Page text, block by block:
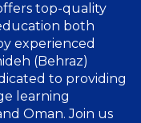
top-quality
both
experienced
(Behraz)
to providing
learning
Oman. Join us